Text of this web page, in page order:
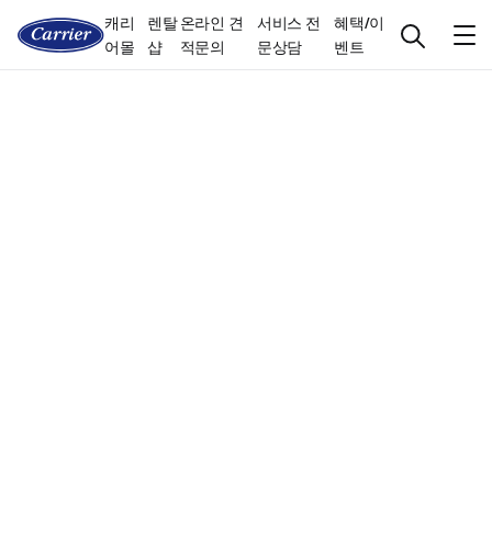
캐리
어몰
렌탈
샵
온라인 견
적문의
서비스 전
문상담
혜택/이
벤트